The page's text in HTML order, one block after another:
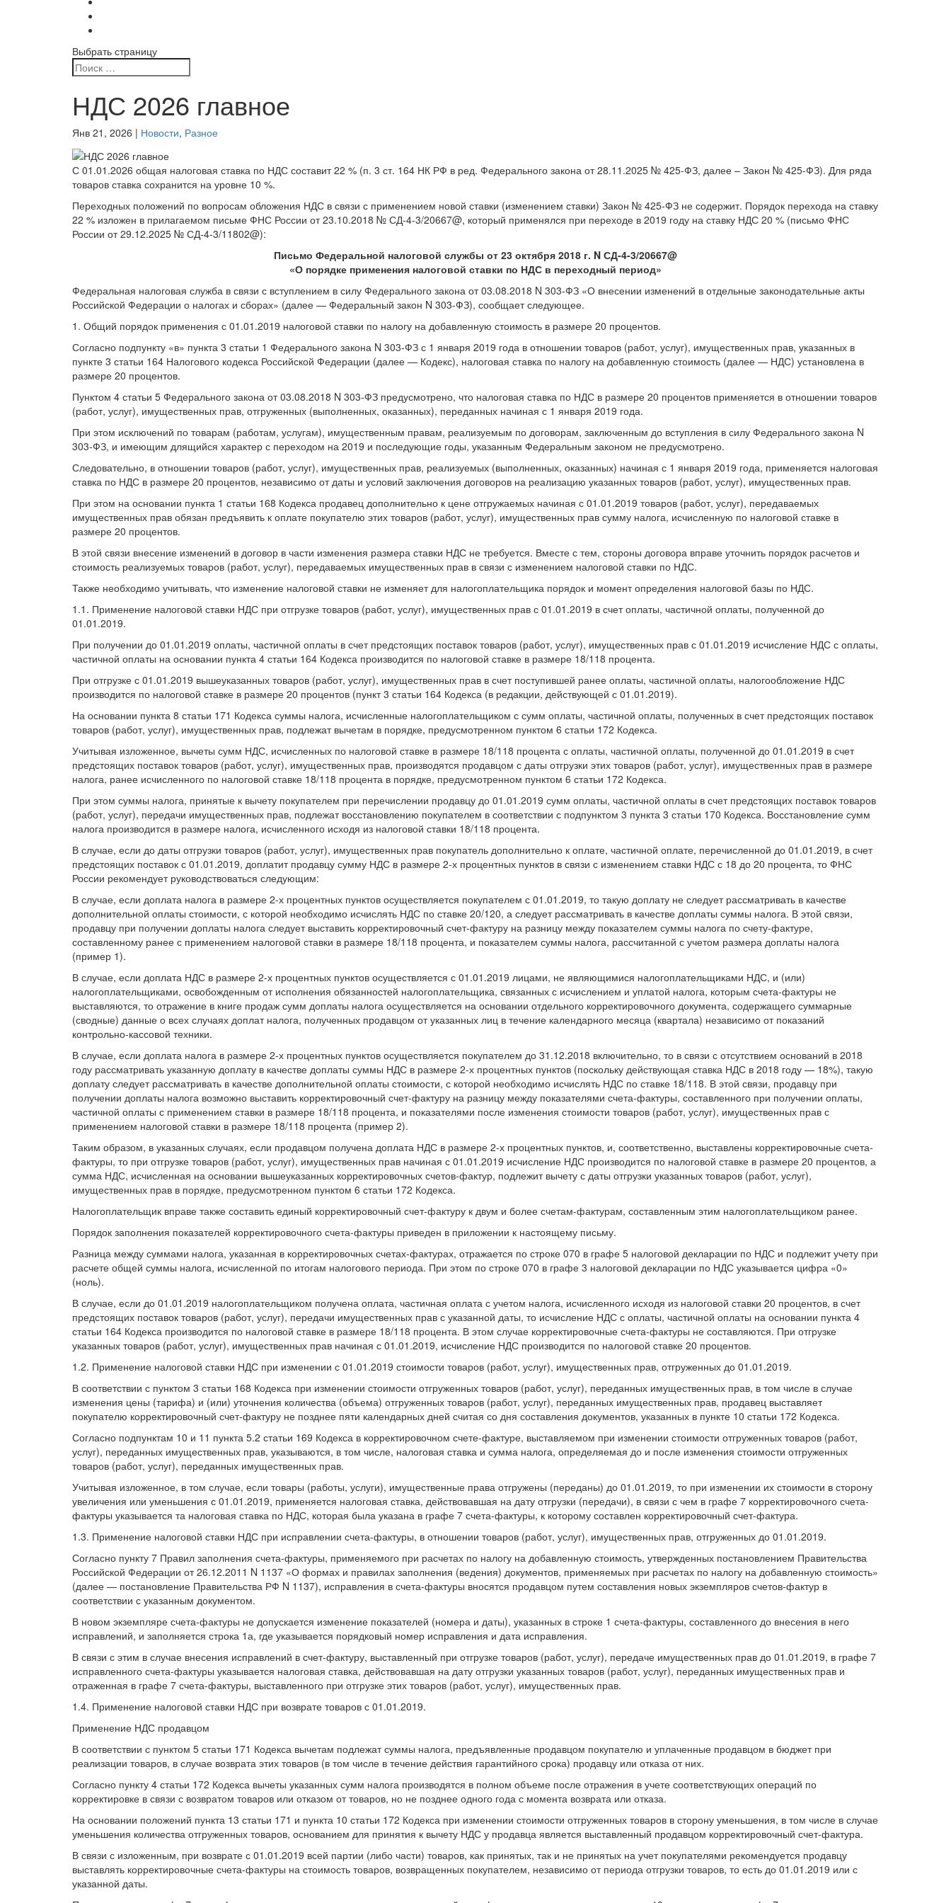
Выбрать страницу
НДС 2026 главное
Янв 21, 2026 | Новости, Разное
С 01.01.2026 общая налоговая ставка по НДС составит 22 % (п. 3 ст. 164 НК РФ в ред. Федерального закона от 28.11.2025 № 425-ФЗ, далее – Закон № 425-ФЗ). Для ряда
товаров ставка сохранится на уровне 10 %.
Переходных положений по вопросам обложения НДС в связи с применением новой ставки (изменением ставки) Закон № 425-ФЗ не содержит. Порядок перехода на ставку
22 % изложен в прилагаемом письме ФНС России от 23.10.2018 № СД-4-3/20667@, который применялся при переходе в 2019 году на ставку НДС 20 % (письмо ФНС
России от 29.12.2025 № СД-4-3/11802@):
Письмо Федеральной налоговой службы от 23 октября 2018 г. N СД-4-3/20667@
«О порядке применения налоговой ставки по НДС в переходный период»
Федеральная налоговая служба в связи с вступлением в силу Федерального закона от 03.08.2018 N 303-ФЗ «О внесении изменений в отдельные законодательные акты
Российской Федерации о налогах и сборах» (далее — Федеральный закон N 303-ФЗ), сообщает следующее.
1. Общий порядок применения с 01.01.2019 налоговой ставки по налогу на добавленную стоимость в размере 20 процентов.
Согласно подпункту «в» пункта 3 статьи 1 Федерального закона N 303-ФЗ с 1 января 2019 года в отношении товаров (работ, услуг), имущественных прав, указанных в
пункте 3 статьи 164 Налогового кодекса Российской Федерации (далее — Кодекс), налоговая ставка по налогу на добавленную стоимость (далее — НДС) установлена в
размере 20 процентов.
Пунктом 4 статьи 5 Федерального закона от 03.08.2018 N 303-ФЗ предусмотрено, что налоговая ставка по НДС в размере 20 процентов применяется в отношении товаров
(работ, услуг), имущественных прав, отгруженных (выполненных, оказанных), переданных начиная с 1 января 2019 года.
При этом исключений по товарам (работам, услугам), имущественным правам, реализуемым по договорам, заключенным до вступления в силу Федерального закона N
303-ФЗ, и имеющим длящийся характер с переходом на 2019 и последующие годы, указанным Федеральным законом не предусмотрено.
Следовательно, в отношении товаров (работ, услуг), имущественных прав, реализуемых (выполненных, оказанных) начиная с 1 января 2019 года, применяется налоговая
ставка по НДС в размере 20 процентов, независимо от даты и условий заключения договоров на реализацию указанных товаров (работ, услуг), имущественных прав.
При этом на основании пункта 1 статьи 168 Кодекса продавец дополнительно к цене отгружаемых начиная с 01.01.2019 товаров (работ, услуг), передаваемых
имущественных прав обязан предъявить к оплате покупателю этих товаров (работ, услуг), имущественных прав сумму налога, исчисленную по налоговой ставке в
размере 20 процентов.
В этой связи внесение изменений в договор в части изменения размера ставки НДС не требуется. Вместе с тем, стороны договора вправе уточнить порядок расчетов и
стоимость реализуемых товаров (работ, услуг), передаваемых имущественных прав в связи с изменением налоговой ставки по НДС.
Также необходимо учитывать, что изменение налоговой ставки не изменяет для налогоплательщика порядок и момент определения налоговой базы по НДС.
1.1. Применение налоговой ставки НДС при отгрузке товаров (работ, услуг), имущественных прав с 01.01.2019 в счет оплаты, частичной оплаты, полученной до
01.01.2019.
При получении до 01.01.2019 оплаты, частичной оплаты в счет предстоящих поставок товаров (работ, услуг), имущественных прав с 01.01.2019 исчисление НДС с оплаты,
частичной оплаты на основании пункта 4 статьи 164 Кодекса производится по налоговой ставке в размере 18/118 процента.
При отгрузке с 01.01.2019 вышеуказанных товаров (работ, услуг), имущественных прав в счет поступившей ранее оплаты, частичной оплаты, налогообложение НДС
производится по налоговой ставке в размере 20 процентов (пункт 3 статьи 164 Кодекса (в редакции, действующей с 01.01.2019).
На основании пункта 8 статьи 171 Кодекса суммы налога, исчисленные налогоплательщиком с сумм оплаты, частичной оплаты, полученных в счет предстоящих поставок
товаров (работ, услуг), имущественных прав, подлежат вычетам в порядке, предусмотренном пунктом 6 статьи 172 Кодекса.
Учитывая изложенное, вычеты сумм НДС, исчисленных по налоговой ставке в размере 18/118 процента с оплаты, частичной оплаты, полученной до 01.01.2019 в счет
предстоящих поставок товаров (работ, услуг), имущественных прав, производятся продавцом с даты отгрузки этих товаров (работ, услуг), имущественных прав в размере
налога, ранее исчисленного по налоговой ставке 18/118 процента в порядке, предусмотренном пунктом 6 статьи 172 Кодекса.
При этом суммы налога, принятые к вычету покупателем при перечислении продавцу до 01.01.2019 сумм оплаты, частичной оплаты в счет предстоящих поставок товаров
(работ, услуг), передачи имущественных прав, подлежат восстановлению покупателем в соответствии с подпунктом 3 пункта 3 статьи 170 Кодекса. Восстановление сумм
налога производится в размере налога, исчисленного исходя из налоговой ставки 18/118 процента.
В случае, если до даты отгрузки товаров (работ, услуг), имущественных прав покупатель дополнительно к оплате, частичной оплате, перечисленной до 01.01.2019, в счет
предстоящих поставок с 01.01.2019, доплатит продавцу сумму НДС в размере 2-х процентных пунктов в связи с изменением ставки НДС с 18 до 20 процента, то ФНС
России рекомендует руководствоваться следующим:
В случае, если доплата налога в размере 2-х процентных пунктов осуществляется покупателем с 01.01.2019, то такую доплату не следует рассматривать в качестве
дополнительной оплаты стоимости, с которой необходимо исчислять НДС по ставке 20/120, а следует рассматривать в качестве доплаты суммы налога. В этой связи,
продавцу при получении доплаты налога следует выставить корректировочный счет-фактуру на разницу между показателем суммы налога по счету-фактуре,
составленному ранее с применением налоговой ставки в размере 18/118 процента, и показателем суммы налога, рассчитанной с учетом размера доплаты налога
(пример 1).
В случае, если доплата НДС в размере 2-х процентных пунктов осуществляется с 01.01.2019 лицами, не являющимися налогоплательщиками НДС, и (или)
налогоплательщиками, освобожденным от исполнения обязанностей налогоплательщика, связанных с исчислением и уплатой налога, которым счета-фактуры не
выставляются, то отражение в книге продаж сумм доплаты налога осуществляется на основании отдельного корректировочного документа, содержащего суммарные
(сводные) данные о всех случаях доплат налога, полученных продавцом от указанных лиц в течение календарного месяца (квартала) независимо от показаний
контрольно-кассовой техники.
В случае, если доплата налога в размере 2-х процентных пунктов осуществляется покупателем до 31.12.2018 включительно, то в связи с отсутствием оснований в 2018
году рассматривать указанную доплату в качестве доплаты суммы НДС в размере 2-х процентных пунктов (поскольку действующая ставка НДС в 2018 году — 18%), такую
доплату следует рассматривать в качестве дополнительной оплаты стоимости, с которой необходимо исчислять НДС по ставке 18/118. В этой связи, продавцу при
получении доплаты налога возможно выставить корректировочный счет-фактуру на разницу между показателями счета-фактуры, составленного при получении оплаты,
частичной оплаты с применением ставки в размере 18/118 процента, и показателями после изменения стоимости товаров (работ, услуг), имущественных прав с
применением налоговой ставки в размере 18/118 процента (пример 2).
Таким образом, в указанных случаях, если продавцом получена доплата НДС в размере 2-х процентных пунктов, и, соответственно, выставлены корректировочные счета-
фактуры, то при отгрузке товаров (работ, услуг), имущественных прав начиная с 01.01.2019 исчисление НДС производится по налоговой ставке в размере 20 процентов, а
сумма НДС, исчисленная на основании вышеуказанных корректировочных счетов-фактур, подлежит вычету с даты отгрузки указанных товаров (работ, услуг),
имущественных прав в порядке, предусмотренном пунктом 6 статьи 172 Кодекса.
Налогоплательщик вправе также составить единый корректировочный счет-фактуру к двум и более счетам-фактурам, составленным этим налогоплательщиком ранее.
Порядок заполнения показателей корректировочного счета-фактуры приведен в приложении к настоящему письму.
Разница между суммами налога, указанная в корректировочных счетах-фактурах, отражается по строке 070 в графе 5 налоговой декларации по НДС и подлежит учету при
расчете общей суммы налога, исчисленной по итогам налогового периода. При этом по строке 070 в графе 3 налоговой декларации по НДС указывается цифра «0»
(ноль).
В случае, если до 01.01.2019 налогоплательщиком получена оплата, частичная оплата с учетом налога, исчисленного исходя из налоговой ставки 20 процентов, в счет
предстоящих поставок товаров (работ, услуг), передачи имущественных прав с указанной даты, то исчисление НДС с оплаты, частичной оплаты на основании пункта 4
статьи 164 Кодекса производится по налоговой ставке в размере 18/118 процента. В этом случае корректировочные счета-фактуры не составляются. При отгрузке
указанных товаров (работ, услуг), имущественных прав начиная с 01.01.2019, исчисление НДС производится по налоговой ставке 20 процентов.
1.2. Применение налоговой ставки НДС при изменении с 01.01.2019 стоимости товаров (работ, услуг), имущественных прав, отгруженных до 01.01.2019.
В соответствии с пунктом 3 статьи 168 Кодекса при изменении стоимости отгруженных товаров (работ, услуг), переданных имущественных прав, в том числе в случае
изменения цены (тарифа) и (или) уточнения количества (объема) отгруженных товаров (работ, услуг), переданных имущественных прав, продавец выставляет
покупателю корректировочный счет-фактуру не позднее пяти календарных дней считая со дня составления документов, указанных в пункте 10 статьи 172 Кодекса.
Согласно подпунктам 10 и 11 пункта 5.2 статьи 169 Кодекса в корректировочном счете-фактуре, выставляемом при изменении стоимости отгруженных товаров (работ,
услуг), переданных имущественных прав, указываются, в том числе, налоговая ставка и сумма налога, определяемая до и после изменения стоимости отгруженных
товаров (работ, услуг), переданных имущественных прав.
Учитывая изложенное, в том случае, если товары (работы, услуги), имущественные права отгружены (переданы) до 01.01.2019, то при изменении их стоимости в сторону
увеличения или уменьшения с 01.01.2019, применяется налоговая ставка, действовавшая на дату отгрузки (передачи), в связи с чем в графе 7 корректировочного счета-
фактуры указывается та налоговая ставка по НДС, которая была указана в графе 7 счета-фактуры, к которому составлен корректировочный счет-фактура.
1.3. Применение налоговой ставки НДС при исправлении счета-фактуры, в отношении товаров (работ, услуг), имущественных прав, отгруженных до 01.01.2019.
Согласно пункту 7 Правил заполнения счета-фактуры, применяемого при расчетах по налогу на добавленную стоимость, утвержденных постановлением Правительства
Российской Федерации от 26.12.2011 N 1137 «О формах и правилах заполнения (ведения) документов, применяемых при расчетах по налогу на добавленную стоимость»
(далее — постановление Правительства РФ N 1137), исправления в счета-фактуры вносятся продавцом путем составления новых экземпляров счетов-фактур в
соответствии с указанным документом.
В новом экземпляре счета-фактуры не допускается изменение показателей (номера и даты), указанных в строке 1 счета-фактуры, составленного до внесения в него
исправлений, и заполняется строка 1а, где указывается порядковый номер исправления и дата исправления.
В связи с этим в случае внесения исправлений в счет-фактуру, выставленный при отгрузке товаров (работ, услуг), передаче имущественных прав до 01.01.2019, в графе 7
исправленного счета-фактуры указывается налоговая ставка, действовавшая на дату отгрузки указанных товаров (работ, услуг), переданных имущественных прав и
отраженная в графе 7 счета-фактуры, выставленного при отгрузке этих товаров (работ, услуг), имущественных прав.
1.4. Применение налоговой ставки НДС при возврате товаров с 01.01.2019.
Применение НДС продавцом
В соответствии с пунктом 5 статьи 171 Кодекса вычетам подлежат суммы налога, предъявленные продавцом покупателю и уплаченные продавцом в бюджет при
реализации товаров, в случае возврата этих товаров (в том числе в течение действия гарантийного срока) продавцу или отказа от них.
Согласно пункту 4 статьи 172 Кодекса вычеты указанных сумм налога производятся в полном объеме после отражения в учете соответствующих операций по
корректировке в связи с возвратом товаров или отказом от товаров, но не позднее одного года с момента возврата или отказа.
На основании положений пункта 13 статьи 171 и пункта 10 статьи 172 Кодекса при изменении стоимости отгруженных товаров в сторону уменьшения, в том числе в случае
уменьшения количества отгруженных товаров, основанием для принятия к вычету НДС у продавца является выставленный продавцом корректировочный счет-фактура.
В связи с изложенным, при возврате с 01.01.2019 всей партии (либо части) товаров, как принятых, так и не принятых на учет покупателями рекомендуется продавцу
выставлять корректировочные счета-фактуры на стоимость товаров, возвращенных покупателем, независимо от периода отгрузки товаров, то есть до 01.01.2019 или с
указанной даты.